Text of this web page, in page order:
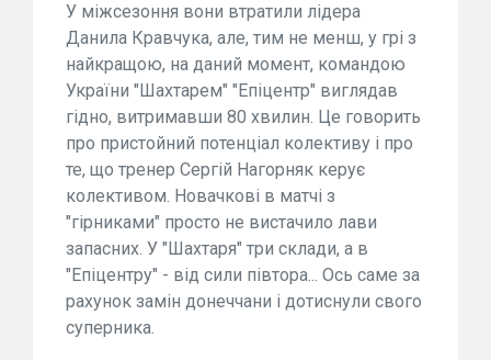
У міжсезоння вони втратили лідера
Данила Кравчука, але, тим не менш, у грі з
найкращою, на даний момент, командою
України "Шахтарем" "Епіцентр" виглядав
гідно, витримавши 80 хвилин. Це говорить
про пристойний потенціал колективу і про
те, що тренер Сергій Нагорняк керує
колективом. Новачкові в матчі з
"гірниками" просто не вистачило лави
запасних. У "Шахтаря" три склади, а в
"Епіцентру" - від сили півтора... Ось саме за
рахунок замін донеччани і дотиснули свого
суперника.